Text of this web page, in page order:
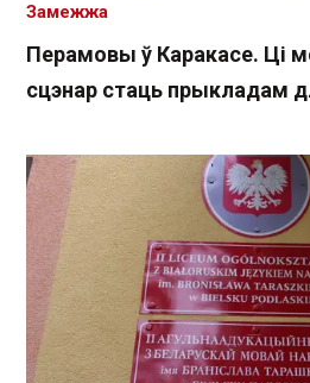
Перамовы ў Каракасе. Ці
сцэнар стаць прыкладам
Замежжа